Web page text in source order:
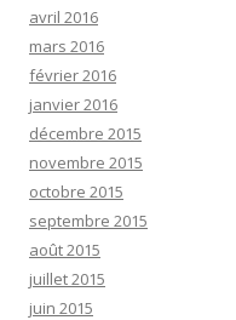
avril 2016
mars 2016
février 2016
janvier 2016
décembre 2015
novembre 2015
octobre 2015
septembre 2015
août 2015
juillet 2015
juin 2015